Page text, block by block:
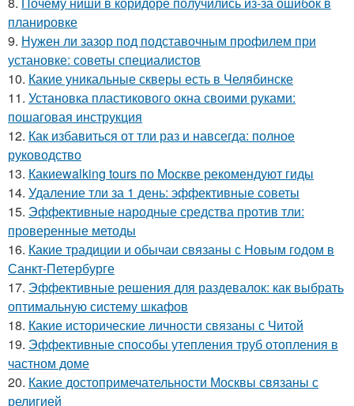
планировке
9. Нужен ли зазор под подставочным профилем при
установке: советы специалистов
10. Какие уникальные скверы есть в Челябинске
11. Установка пластикового окна своими руками:
пошаговая инструкция
12. Как избавиться от тли раз и навсегда: полное
руководство
13. Какиеwalking tours по Москве рекомендуют гиды
14. Удаление тли за 1 день: эффективные советы
15. Эффективные народные средства против тли:
проверенные методы
16. Какие традиции и обычаи связаны с Новым годом в
Санкт-Петербурге
17. Эффективные решения для раздевалок: как выбрать
оптимальную систему шкафов
18. Какие исторические личности связаны с Читой
19. Эффективные способы утепления труб отопления в
частном доме
20. Какие достопримечательности Москвы связаны с
религией